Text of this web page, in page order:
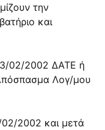
την
και
02/2002 ΔΑΤΕ ή
Λογ/μου
2002 και μετά